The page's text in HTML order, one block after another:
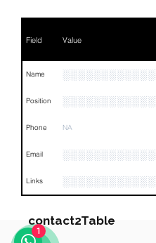
Field Value
Name
Position
Phone NA
Email
Links
contact2Table
1